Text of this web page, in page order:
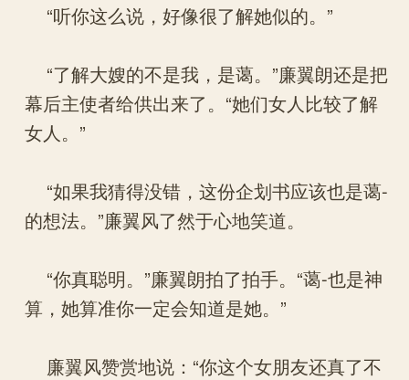
“听你这么说，好像很了解她似的。”
“了解大嫂的不是我，是蔼。”廉翼朗还是把
幕后主使者给供出来了。“她们女人比较了解
女人。”
“如果我猜得没错，这份企划书应该也是蔼-
的想法。”廉翼风了然于心地笑道。
“你真聪明。”廉翼朗拍了拍手。“蔼-也是神
算，她算准你一定会知道是她。”
廉翼风赞赏地说：“你这个女朋友还真了不